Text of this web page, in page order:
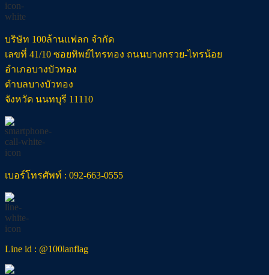
บริษัท 100ล้านแฟลก จำกัด
เลขที่ 41/10 ซอยทิพย์ไทรทอง ถนนบางกรวย-ไทรน้อย
อำเภอบางบัวทอง
ตำบลบางบัวทอง
จังหวัด นนทบุรี 11110
เบอร์โทรศัพท์ : 092-663-0555
Line id : @100lanflag